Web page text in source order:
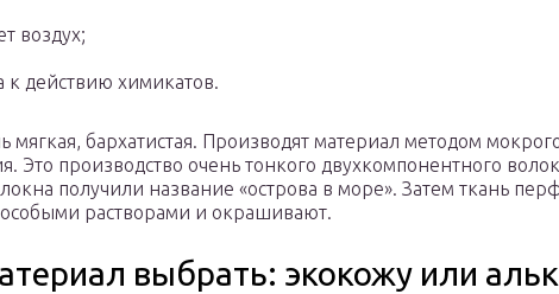
воздух;
к действию химикатов.
мягкая, бархатистая. Производят материал методом
Это производство очень тонкого двухкомпонентного
получили название «острова в море». Затем ткань
растворами и окрашивают.
выбрать: экокожу или